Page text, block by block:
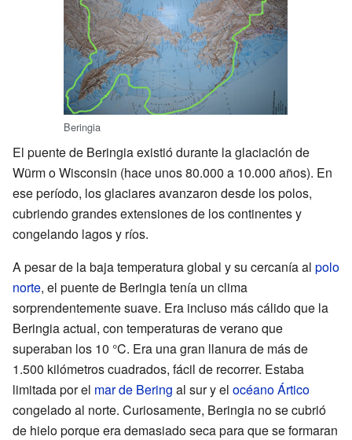
Beringia
El puente de Beringia existió durante la glaciación de
Würm o Wisconsin (hace unos 80.000 a 10.000 años). En
ese período, los glaciares avanzaron desde los polos,
cubriendo grandes extensiones de los continentes y
congelando lagos y ríos.
A pesar de la baja temperatura global y su cercanía al polo
norte, el puente de Beringia tenía un clima
sorprendentemente suave. Era incluso más cálido que la
Beringia actual, con temperaturas de verano que
superaban los 10 °C. Era una gran llanura de más de
1.500 kilómetros cuadrados, fácil de recorrer. Estaba
limitada por el mar de Bering al sur y el océano Ártico
congelado al norte. Curiosamente, Beringia no se cubrió
de hielo porque era demasiado seca para que se formaran